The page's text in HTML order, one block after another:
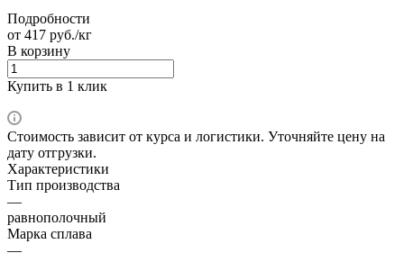
Подробности
от 417 руб./кг
В корзину
Купить в 1 клик
Стоимость зависит от курса и логистики. Уточняйте цену на
дату отгрузки.
Характеристики
Тип производства
—
равнополочный
Марка сплава
—